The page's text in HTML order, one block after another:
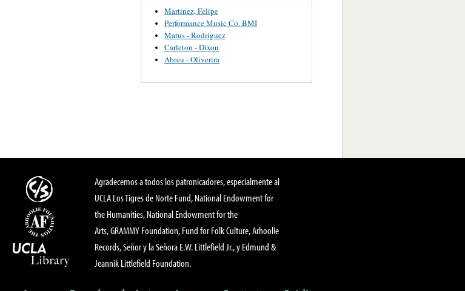
Martinez, Felipe
Performance Music Co. BMI
Matus - Rodriguez
Carleton - Dixon
Abreu - Oliverira
Agradecemos a todos los patronicadores, especialmente al
UCLA Los Tigres de Norte Fund, National Endowment for
the Humanities, National Endowment for the
Arts, GRAMMY Foundation, Fund for Folk Culture, Arhoolie
Records, Señor y la Señora E.W. Littlefield Jr., y Edmund &
Jeannik Littlefield Foundation.